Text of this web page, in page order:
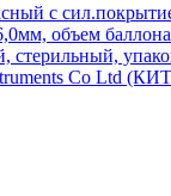
с
объем
стерильный,
Co Ltd